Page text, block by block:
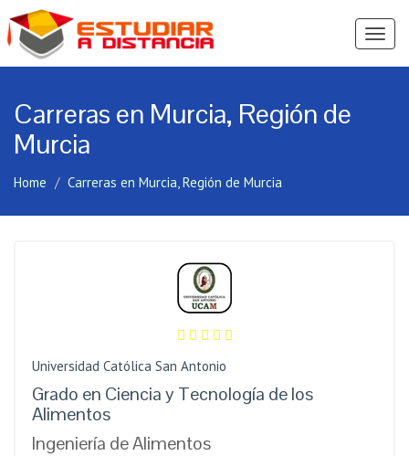
Ver
Carreras en Murcia, Región de
Murcia
Home Carreras en Murcia, Región de Murcia
Universidad Católica San Antonio
Grado en Ciencia y Tecnología de los
Alimentos
Ingeniería de Alimentos